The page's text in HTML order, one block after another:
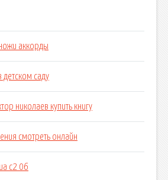
аккорды
детском саду
николаев купить книгу
смотреть онлайн
с2 06